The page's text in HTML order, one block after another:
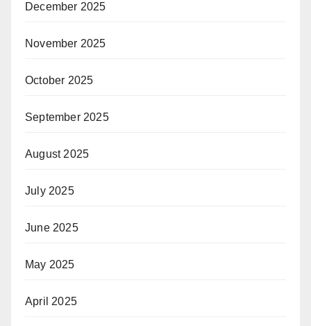
December 2025
November 2025
October 2025
September 2025
August 2025
July 2025
June 2025
May 2025
April 2025